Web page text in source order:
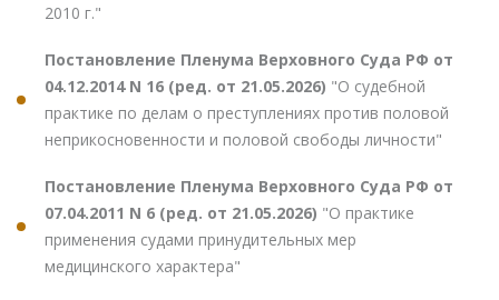
2010 г."
Постановление Пленума Верховного Суда РФ от
04.12.2014 N 16 (ред. от 21.05.2026) "О судебной
практике по делам о преступлениях против половой
неприкосновенности и половой свободы личности"
Постановление Пленума Верховного Суда РФ от
07.04.2011 N 6 (ред. от 21.05.2026) "О практике
применения судами принудительных мер
медицинского характера"